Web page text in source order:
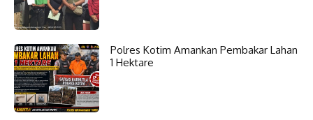
Polres Kotim Amankan Pembakar Lahan
1 Hektare